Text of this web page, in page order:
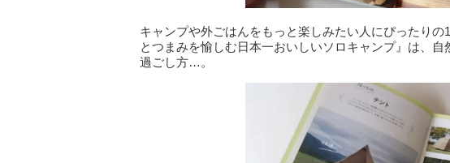
キャンプや外ごはんをもっと楽しみたい人にぴったり
とつまみを愉しむ日本一おいしいソロキャンプ』は、
過ごし方…。